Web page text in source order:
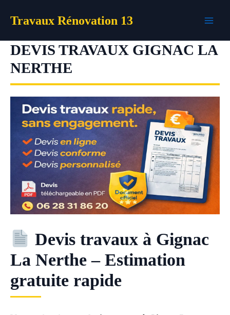
Travaux Rénovation 13
DEVIS TRAVAUX GIGNAC LA
NERTHE
Devis travaux à Gignac
La Nerthe – Estimation
gratuite rapide